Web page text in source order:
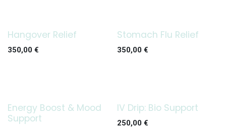
Hangover Relief
350,00 €
Stomach Flu Relief
350,00€
Energy Boost & Mood
Support
IV Drip: Bio Support
250,00€